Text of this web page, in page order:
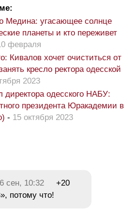
Медина: угасающее солнце
планеты и кто переживет
февраля
Кивалов хочет очиститься от
кресло ректора одесской
2023
директора одесского НАБУ:
президента Юракадемии в
- 15 октября 2023
сен, 10:32
+20
потому что!